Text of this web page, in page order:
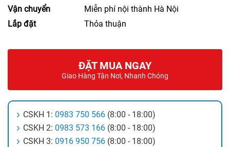
Vận chuyển
Miễn phí nội thành Hà Nội
Lắp đặt
Thỏa thuận
ĐẶT MUA NGAY
Giao Hàng Tận Nơi, Nhanh Chóng
CSKH 1: 0983 750 566 (8:00 - 18:00)
CSKH 2: 0983 573 166 (8:00 - 18:00)
CSKH 3: 0916 950 756 (8:00 - 18:00)